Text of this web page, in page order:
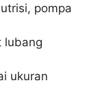
pompa
lubang
ukuran